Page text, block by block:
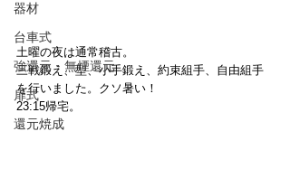
器材
台車式
強還元・無煙還元
扉式
還元焼成
土曜の夜は通常稽古。
三戦鍛え、型、小手鍛え、約束組手、自由組手
を行いました。クソ暑い！
23:15帰宅。